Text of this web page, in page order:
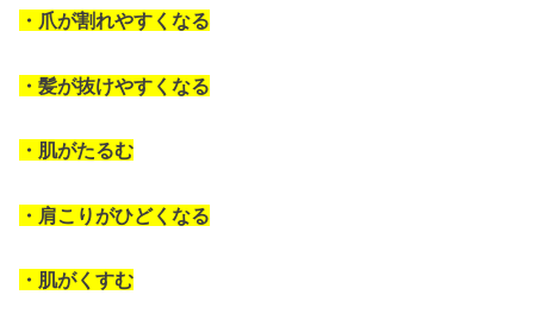
・爪が割れやすくなる
・髪が抜けやすくなる
・肌がたるむ
・肩こりがひどくなる
・肌がくすむ